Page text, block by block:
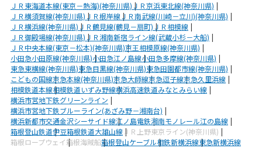
ＪＲ東海道本線(東京－熱海)(神奈川県)ＪＲ京浜東北線(神奈川県)
ＪＲ横須賀線(神奈川県)ＪＲ根岸線ＪＲ南武線(川崎－立川)(神奈川県)
ＪＲ横浜線(神奈川県)ＪＲ鶴見線(鶴見－扇町)ＪＲ相模線
ＪＲ御殿場線(神奈川県)ＪＲ湘南新宿ライン線(武蔵小杉－大船)
ＪＲ中央本線(東京－松本)(神奈川県)京王相模原線(神奈川県)
小田急小田原線(神奈川県)小田急江ノ島線小田急多摩線(神奈川県)
東急東横線(神奈川県)東急目黒線(神奈川県)東急田園都市線(神奈川県)
こどもの国線京急本線(神奈川県)京急大師線京急逗子線京急久里浜線
相模鉄道本線相模鉄道いずみ野線横浜高速鉄道みなとみらい線
横浜市営地下鉄グリーンライン
横浜市営地下鉄ブルーライン(あざみ野－湘南台)
横浜新都市交通金沢シーサイド線江ノ島電鉄湘南モノレール江の島線
箱根登山鉄道伊豆箱根鉄道大雄山線 ＪＲ上野東京ライン(神奈川県)
箱根ロープウェイ箱根海賊船箱根登山ケーブル相鉄新横浜線東急新横浜線